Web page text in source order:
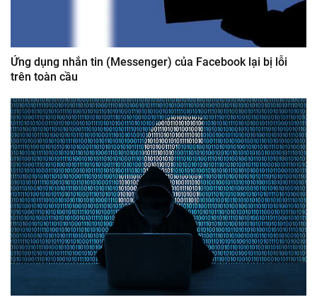
Ứng dụng nhắn tin (Messenger) của Facebook lại bị lỗi
trên toàn cầu